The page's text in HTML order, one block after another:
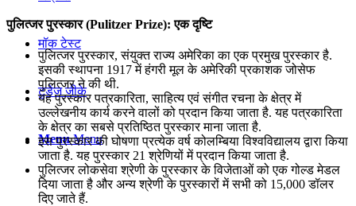
मॉक टेस्ट
टुडेज जीके
Menu Menu
पुलित्जर पुरस्कार (Pulitzer Prize): एक दृष्टि
पुलित्जर पुरस्कार, संयुक्त राज्य अमेरिका का एक प्रमुख पुरस्कार है.
इसकी स्थापना 1917 में हंगरी मूल के अमेरिकी प्रकाशक जोसेफ
पुलित्जर ने की थी.
यह पुरस्कार पत्रकारिता, साहित्य एवं संगीत रचना के क्षेत्र में
उल्लेखनीय कार्य करने वालों को प्रदान किया जाता है. यह पत्रकारिता
के क्षेत्र का सबसे प्रतिष्ठित पुरस्कार माना जाता है.
इस पुरस्कार की घोषणा प्रत्येक वर्ष कोलम्बिया विश्वविद्यालय द्वारा किया
जाता है. यह पुरस्कार 21 श्रेणियों में प्रदान किया जाता है.
पुलित्जर लोकसेवा श्रेणी के पुरस्कार के विजेताओं को एक गोल्ड मेडल
दिया जाता है और अन्य श्रेणी के पुरस्कारों में सभी को 15,000 डॉलर
दिए जाते हैं.